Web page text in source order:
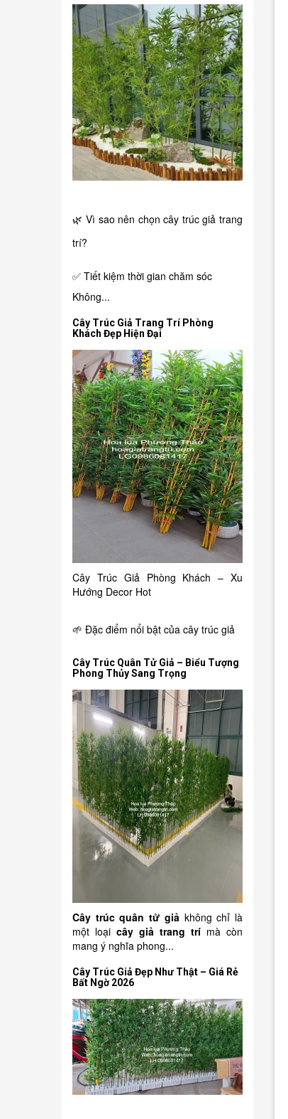
🌿 Vì sao nên chọn cây trúc giả trang
trí?
✅ Tiết kiệm thời gian chăm sóc
Không...
Cây Trúc Giả Trang Trí Phòng
Khách Đẹp Hiện Đại
Cây Trúc Giả Phòng Khách – Xu
Hướng Decor Hot
🌱 Đặc điểm nổi bật của cây trúc giả
Cây Trúc Quân Tử Giả – Biểu Tượng
Phong Thủy Sang Trọng
Cây trúc quân tử giảkhông chỉ là
một loại cây giả trang trí mà còn
mang ý nghĩa phong...
Cây Trúc Giả Đẹp Như Thật – Giá Rẻ
Bất Ngờ 2026